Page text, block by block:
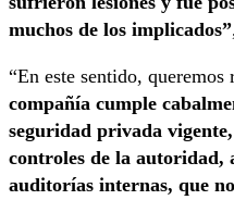
muchos de los implicados”
“En este sentido,
compañía cumple
seguridad privada
controles de la autoridad,
auditorías internas, que